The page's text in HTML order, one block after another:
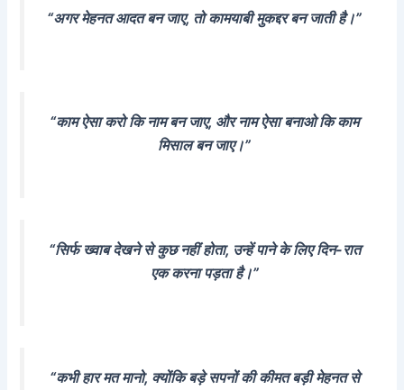
“अगर मेहनत आदत बन जाए, तो कामयाबी मुकद्दर बन जाती है।”
“काम ऐसा करो कि नाम बन जाए, और नाम ऐसा बनाओ कि काम
मिसाल बन जाए।”
“सिर्फ ख्वाब देखने से कुछ नहीं होता, उन्हें पाने के लिए दिन-रात
एक करना पड़ता है।”
“कभी हार मत मानो, क्योंकि बड़े सपनों की कीमत बड़ी मेहनत से